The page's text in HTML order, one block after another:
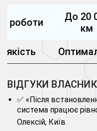
роботи
До 20
км
якість
ВІДГУКИ
✅ «Після
система працює рівно
Олексій, Київ